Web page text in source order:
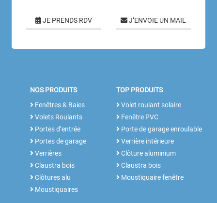
JE PRENDS RDV J’ENVOIE UN MAIL
NOS PRODUITS
Fenêtres & Baies
Volets Roulants
Portes d’entrée
Portes de garage
Verrières
Claustra bois
Clôtures alu
Moustiquaires
TOP PRODUITS
Volet roulant solaire
Fenêtre PVC
Porte de garage enroulable
Verrière intérieure
Clôture aluminium
Claustra bois
Moustiquaire fenêtre